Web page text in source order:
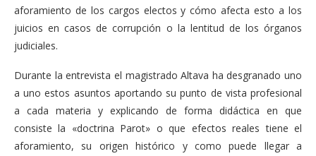
aforamiento de los cargos electos y cómo afecta esto a los
juicios en casos de corrupción o la lentitud de los órganos
judiciales.
Durante la entrevista el magistrado Altava ha desgranado uno
a uno estos asuntos aportando su punto de vista profesional
a cada materia y explicando de forma didáctica en que
consiste la «doctrina Parot» o que efectos reales tiene el
aforamiento, su origen histórico y como puede llegar a